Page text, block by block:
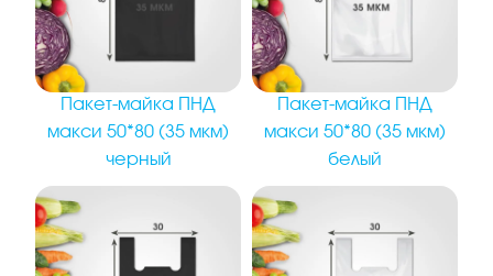
Пакет-майка ПНД
макси 50*80 (35 мкм)
черный
Пакет-майка ПНД
макси 50*80 (35 мкм)
белый